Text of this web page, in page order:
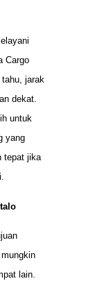
Cargo
jarak
dekat.
untuk
yang
tepat jika
lain.